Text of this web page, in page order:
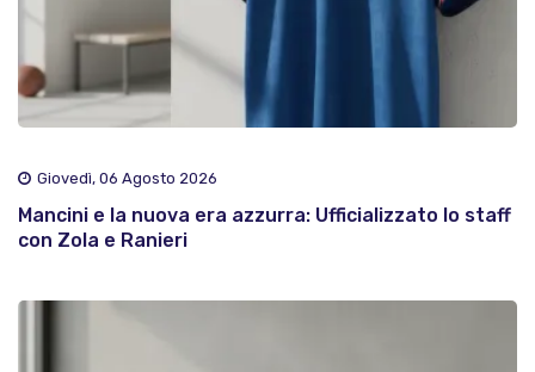
Giovedì, 06 Agosto 2026
Mancini e la nuova era azzurra: Ufficializzato lo staff
con Zola e Ranieri